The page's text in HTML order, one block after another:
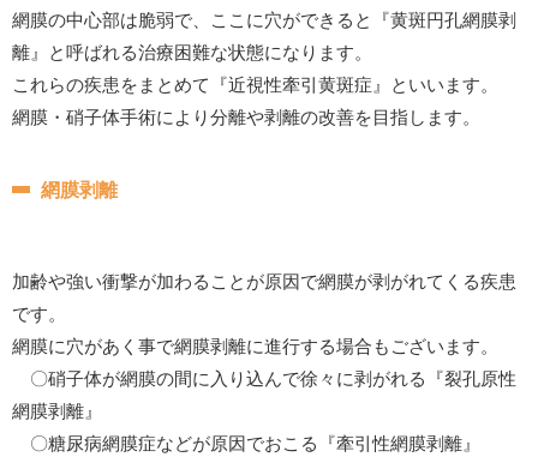
網膜の中心部は脆弱で、ここに穴ができると『黄斑円孔網膜剥
離』と呼ばれる治療困難な状態になります。
これらの疾患をまとめて『近視性牽引黄斑症』といいます。
網膜・硝子体手術により分離や剥離の改善を目指します。
網膜剥離
加齢や強い衝撃が加わることが原因で網膜が剥がれてくる疾患
です。
網膜に穴があく事で網膜剥離に進行する場合もございます。
〇硝子体が網膜の間に入り込んで徐々に剥がれる『裂孔原性
網膜剥離』
〇糖尿病網膜症などが原因でおこる『牽引性網膜剥離』